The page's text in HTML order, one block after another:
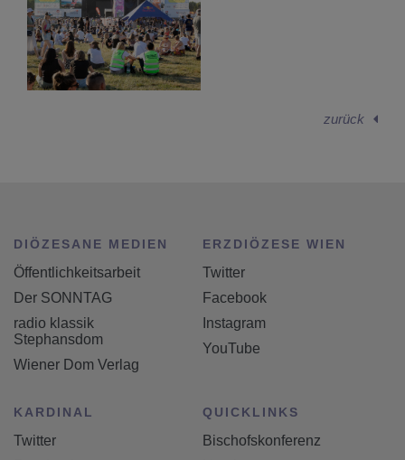
zurück
DIÖZESANE MEDIEN
Öffentlichkeitsarbeit
Der SONNTAG
radio klassik
Stephansdom
Wiener Dom Verlag
ERZDIÖZESE WIEN
Twitter
Facebook
Instagram
YouTube
KARDINAL
Twitter
QUICKLINKS
Bischofskonferenz